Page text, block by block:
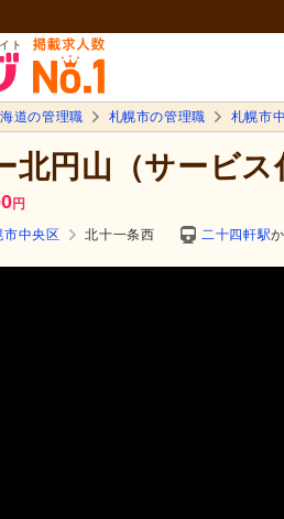
ト
道の管理職 札幌市の管理職 札幌市
北円山（サービス
円
市中央区 北十一条西 二十四軒駅